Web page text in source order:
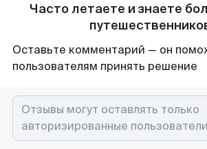
Часто летаете и знаете
Оставьте комментарий — он
пользователям принять решение